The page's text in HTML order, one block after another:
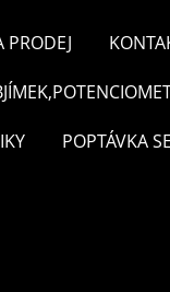
PRODEJ
POPTÁVKA